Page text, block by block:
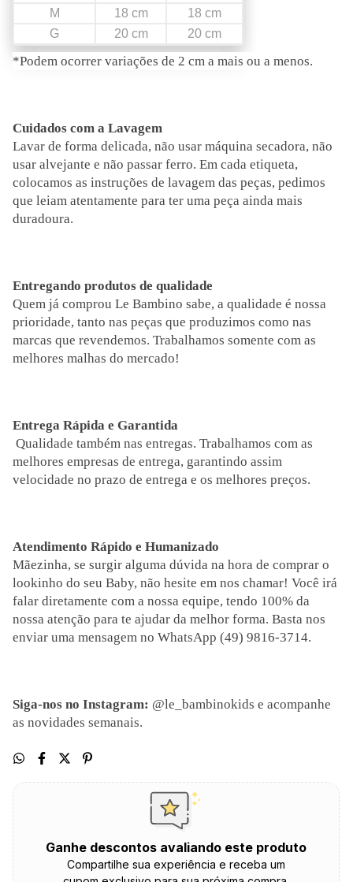
M 18 cm
18 cm
G
20 cm 20 cm
*Podem ocorrer variações de 2 cm a mais ou a menos.
Cuidados com a Lavagem
Lavar de forma delicada, não usar máquina secadora, não
usar alvejante e não passar ferro. Em cada etiqueta,
colocamos as instruções de lavagem das peças, pedimos
que leiam atentamente para ter uma peça ainda mais
duradoura.
Entregando produtos de qualidade
Quem já comprou Le Bambino sabe, a qualidade é nossa
prioridade, tanto nas peças que produzimos como nas
marcas que revendemos. Trabalhamos somente com as
melhores malhas do mercado!
Entrega Rápida e Garantida
Qualidade também nas entregas. Trabalhamos com as
melhores empresas de entrega, garantindo assim
velocidade no prazo de entrega e os melhores preços.
Atendimento Rápido e Humanizado
Mãezinha, se surgir alguma dúvida na hora de comprar o
lookinho do seu Baby, não hesite em nos chamar! Você irá
falar diretamente com a nossa equipe, tendo 100% da
nossa atenção para te ajudar da melhor forma. Basta nos
enviar uma mensagem no WhatsApp (49) 9816-3714.
Siga-nos no Instagram: @le_bambinokids e acompanhe
as novidades semanais.
Ganhe descontos avaliando este produto
Compartilhe sua experiência e receba um